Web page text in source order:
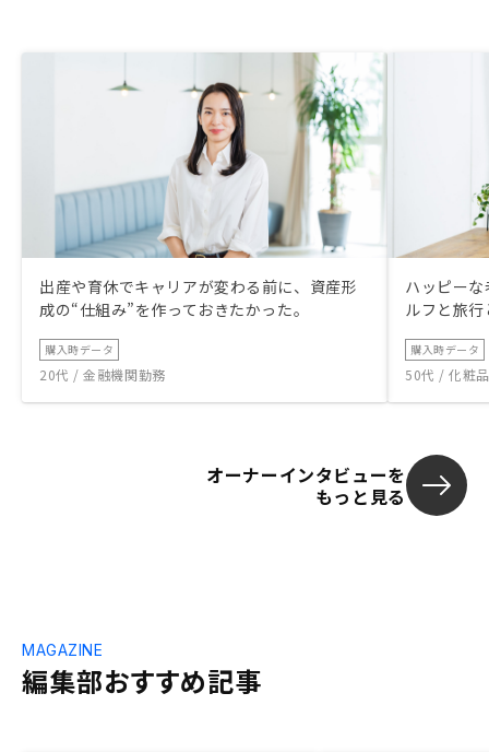
出産や育休でキャリアが変わる前に、資産形
成の“仕組み”を作っておきたかった。
購入時データ
20代 / 金融機関勤務
ハッピー
ルフと旅
購入時データ
50代 / 化粧
オーナーインタビューを
もっと見る
編集部おすすめ記事
MAGAZINE